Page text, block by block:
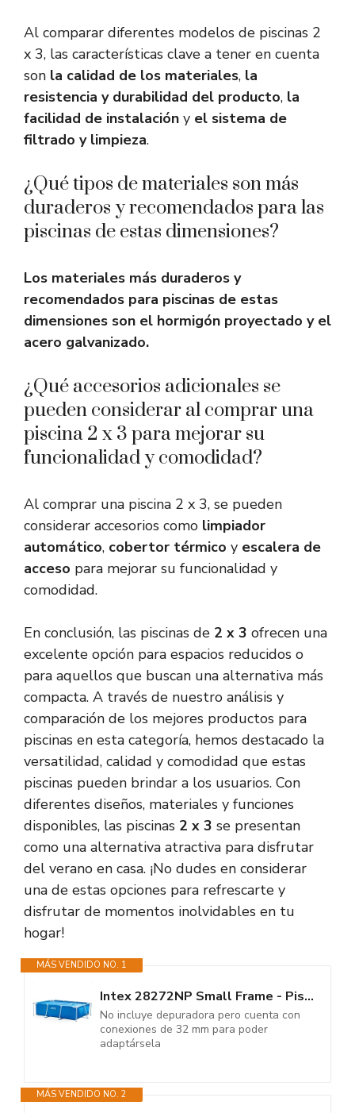
Al comparar diferentes modelos de piscinas 2
x 3, las características clave a tener en cuenta
son la calidad de los materiales, la
resistencia y durabilidad del producto, la
facilidad de instalación y el sistema de
filtrado y limpieza.
¿Qué tipos de materiales son más
duraderos y recomendados para las
piscinas de estas dimensiones?
Los materiales más duraderos y
recomendados para piscinas de estas
dimensiones son el hormigón proyectado y el
acero galvanizado.
¿Qué accesorios adicionales se
pueden considerar al comprar una
piscina 2 x 3 para mejorar su
funcionalidad y comodidad?
Al comprar una piscina 2 x 3, se pueden
considerar accesorios como limpiador
automático, cobertor térmico y escalera de
acceso para mejorar su funcionalidad y
comodidad.
En conclusión, las piscinas de 2 x 3 ofrecen una
excelente opción para espacios reducidos o
para aquellos que buscan una alternativa más
compacta. A través de nuestro análisis y
comparación de los mejores productos para
piscinas en esta categoría, hemos destacado la
versatilidad, calidad y comodidad que estas
piscinas pueden brindar a los usuarios. Con
diferentes diseños, materiales y funciones
disponibles, las piscinas 2 x 3 se presentan
como una alternativa atractiva para disfrutar
del verano en casa. ¡No dudes en considerar
una de estas opciones para refrescarte y
disfrutar de momentos inolvidables en tu
hogar!
MÁS VENDIDO NO. 1
Intex 28272NP Small Frame - Piscina Desmontable, 300 x 200 x 75 cm, 3.834...
No incluye depuradora pero cuenta con
conexiones de 32 mm para poder
adaptársela
MÁS VENDIDO NO. 2